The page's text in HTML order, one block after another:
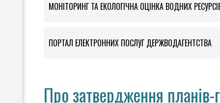
МОНІТОРИНГ ТА ЕКОЛОГІЧНА ОЦІНКА ВОДНИХ
ПОРТАЛ ЕЛЕКТРОННИХ ПОСЛУГ ДЕРЖВОДАГЕНТСТВА
Про затвердження